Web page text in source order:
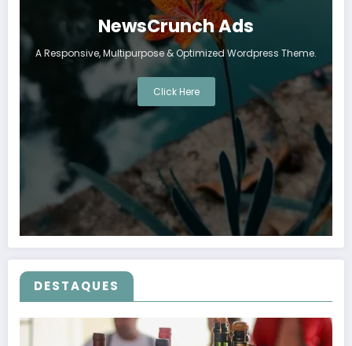
NewsCrunch Ads
A Responsive, Multipurpose & Optimized Wordpress Theme.
Click Here
DESTAQUES